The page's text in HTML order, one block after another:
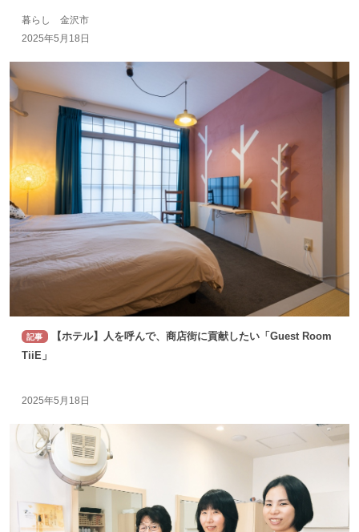
暮らし 金沢市
2025年5月18日
記事
【ホテル】人を呼んで、商店街に貢献したい「Guest Room
TiiE」
2025年5月18日